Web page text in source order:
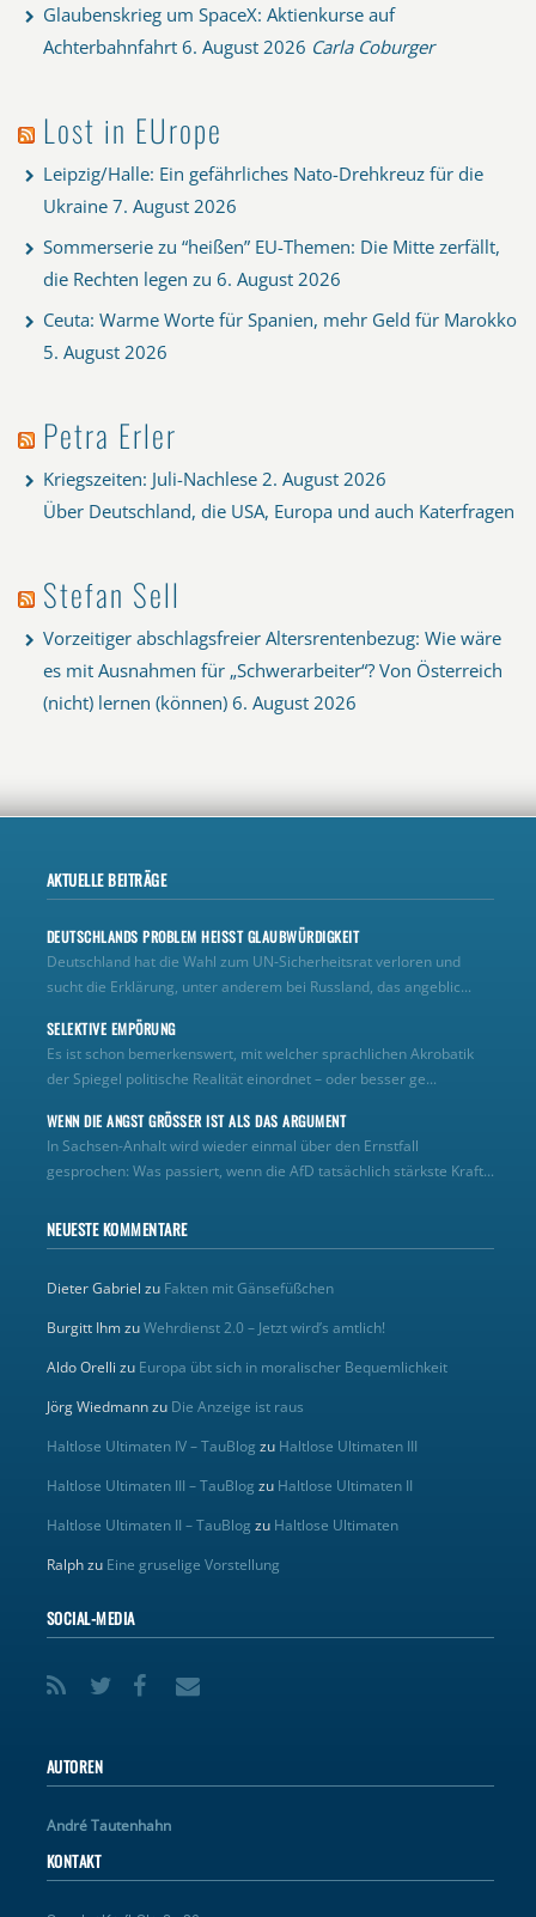
Glaubenskrieg um SpaceX: Aktienkurse auf
Achterbahnfahrt 6. August 2026 Carla Coburger
Lost in EUrope
Leipzig/Halle: Ein gefährliches Nato-Drehkreuz für die
Ukraine 7. August 2026
Sommerserie zu “heißen” EU-Themen: Die Mitte zerfällt,
die Rechten legen zu 6. August 2026
Ceuta: Warme Worte für Spanien, mehr Geld für Marokko
5. August 2026
Petra Erler
Kriegszeiten: Juli-Nachlese 2. August 2026
Über Deutschland, die USA, Europa und auch Katerfragen
Stefan Sell
Vorzeitiger abschlagsfreier Altersrentenbezug: Wie wäre
es mit Ausnahmen für „Schwerarbeiter“? Von Österreich
(nicht) lernen (können) 6. August 2026
AKTUELLE BEITRÄGE
DEUTSCHLANDS PROBLEM HEISST GLAUBWÜRDIGKEIT
Deutschland hat die Wahl zum UN‑Sicherheitsrat verloren und
sucht die Erklärung, unter anderem bei Russland, das angeblic...
SELEKTIVE EMPÖRUNG
Es ist schon bemerkenswert, mit welcher sprachlichen Akrobatik
der Spiegel politische Realität einordnet – oder besser ge...
WENN DIE ANGST GRÖSSER IST ALS DAS ARGUMENT
In Sachsen-Anhalt wird wieder einmal über den Ernstfall
gesprochen: Was passiert, wenn die AfD tatsächlich stärkste Kraft...
NEUESTE KOMMENTARE
Dieter Gabriel zu Fakten mit Gänsefüßchen
Burgitt IhmzuWehrdienst 2.0 – Jetzt wird’s amtlich!
Aldo Orelli zu Europa übt sich in moralischer Bequemlichkeit
Jörg Wiedmannzu Die Anzeige ist raus
Haltlose Ultimaten IV – TauBlog zu Haltlose Ultimaten III
Haltlose Ultimaten III – TauBlog zu Haltlose Ultimaten II
Haltlose Ultimaten II – TauBlog zu Haltlose Ultimaten
Ralphzu Eine gruselige Vorstellung
SOCIAL-MEDIA
AUTOREN
André Tautenhahn
KONTAKT